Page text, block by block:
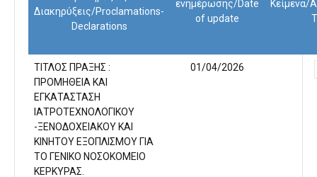
Διακηρύξεις/Proclamations-
Declarations
ενημέρωσης/Date
of update
Κείμενα/
ΤΙΤΛΟΣ ΠΡΑΞΗΣ :
ΠΡΟΜΗΘΕΙΑ ΚΑΙ
ΕΓΚΑΤΑΣΤΑΣΗ
ΙΑΤΡΟΤΕΧΝΟΛΟΓΙΚΟΥ
-ΞΕΝΟΔΟΧΕΙΑΚΟΥ ΚΑΙ
ΚΙΝΗΤΟΥ ΕΞΟΠΛΙΣΜΟΥ ΓΙΑ
ΤΟ ΓΕΝΙΚΟ ΝΟΣΟΚΟΜΕΙΟ
ΚΕΡΚΥΡΑΣ.
01/04/2026